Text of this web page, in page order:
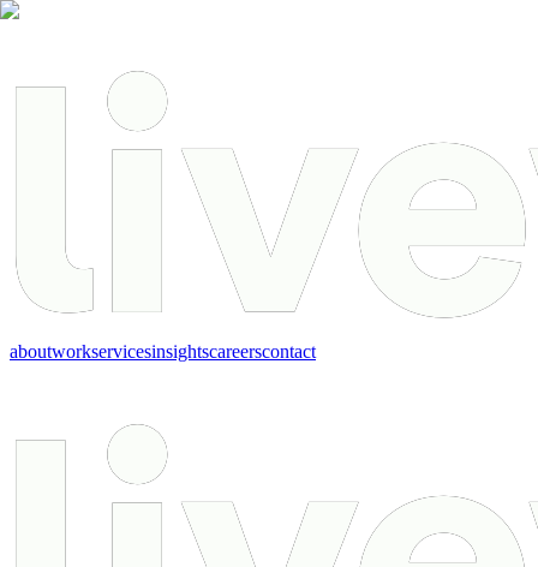
aboutworkservicesinsightscareerscontact